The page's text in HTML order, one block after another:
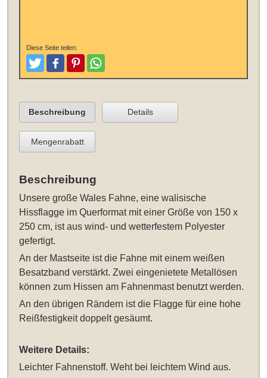
Diese Seite teilen:
TweetenPostenPinterestTeilen
Beschreibung Details
Mengenrabatt
Beschreibung
Unseregroße Wales Fahne, eine walisische
Hissflagge im Querformat mit einer Größe von 150 x
250 cm, ist aus wind- und wetterfestem Polyester
gefertigt.
An der Mastseite ist die Fahne mit einem weißen
Besatzband verstärkt. Zwei eingenietete Metallösen
können zum Hissen am Fahnenmast benutzt werden.
An den übrigen Rändern ist die Flagge für eine hohe
Reißfestigkeit doppelt gesäumt.
Weitere Details:
Leichter Fahnenstoff. Weht bei leichtem Wind aus.